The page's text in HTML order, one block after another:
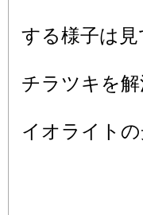
する様子は
チラツキを
イオライトの